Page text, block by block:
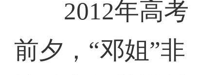
2012年高考
前夕，“邓姐”非